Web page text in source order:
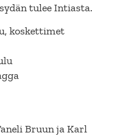
tulee Intiasta.
koskettimet
Bruun ja Karl